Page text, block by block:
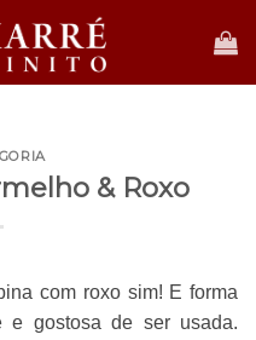
& Roxo
com roxo sim! E forma
e gostosa de ser usada.